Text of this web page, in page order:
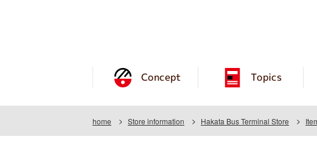
Concept Topics
home Store information Hakata Bus Terminal Store